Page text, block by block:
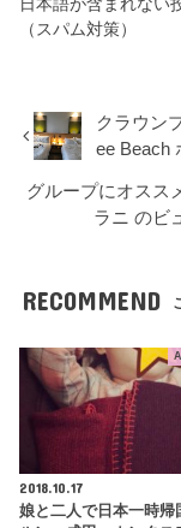
日本語が含まれない
（スパム対策）
クラウン
ee Beach
グループにオスス
ラニ のビ
RECOMMEND
2018.10.17
娘と二人で日本一時帰